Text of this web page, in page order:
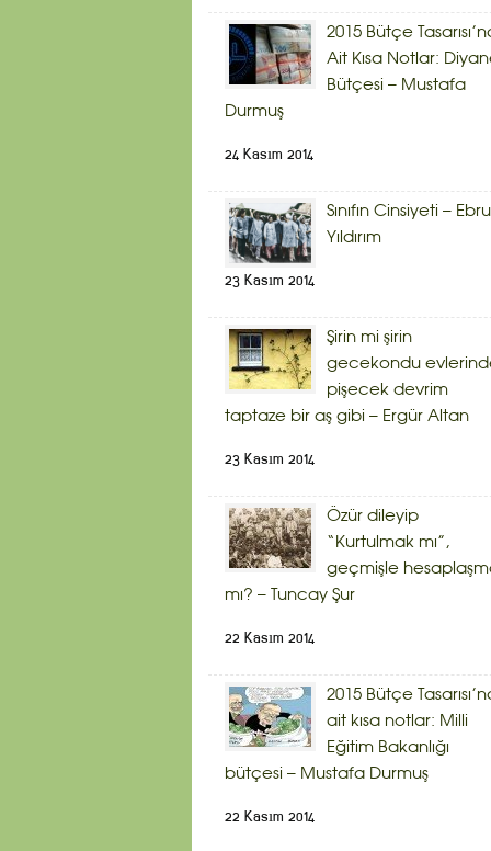
2015 Bütçe
Ait Kısa Notlar:
Bütçesi – Mustafa
Durmuş
24 Kasım 2014
Sınıfın Cinsiyeti – Ebru
Yıldırım
23 Kasım 2014
Şirin mi şirin
gecekondu
pişecek devrim
taptaze bir aş gibi – Ergür Altan
23 Kasım 2014
Özür dileyip
“Kurtulmak mı”,
geçmişle
mı? – Tuncay Şur
22 Kasım 2014
2015 Bütçe
ait kısa notlar: Milli
Eğitim Bakanlığı
bütçesi – Mustafa Durmuş
22 Kasım 2014